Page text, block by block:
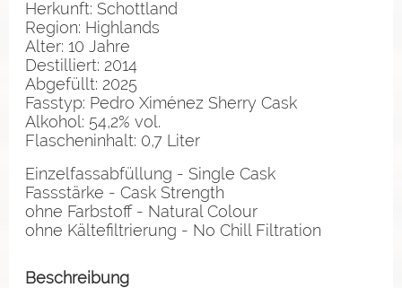
Herkunft: Schottland
Region: Highlands
Alter: 10 Jahre
Destilliert: 2014
Abgefüllt: 2025
Fasstyp: Pedro Ximénez Sherry Cask
Alkohol: 54,2% vol.
Flascheninhalt: 0,7 Liter
Einzelfassabfüllung - Single Cask
Fassstärke - Cask Strength
ohne Farbstoff - Natural Colour
ohne Kältefiltrierung - No Chill Filtration
Beschreibung